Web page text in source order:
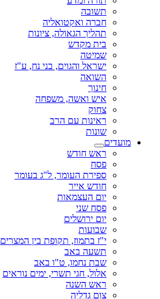
תשובה
חברה ואקטואליה
תהליך הגאולה, ציונות
בית מקדש
שמיטה
ישראל והגוים, בני נח, ע"ז
השואה
חינוך
איש ואשה, משפחה
צחוק
ראינות עם הרב
שונות
מועדים
ראש חודש
פסח
ספירת העומר, ל"ג בעומר
חודש אייר
יום העצמאות
פסח שני
יום ירושלים
שבועות
י"ז בתמוז, תקופת בין המצרים
תשעה באב
שבת נחמו, ט"ו באב
אלול, חגי תשרי, ימים נוראים
ראש השנה
צום גדליה